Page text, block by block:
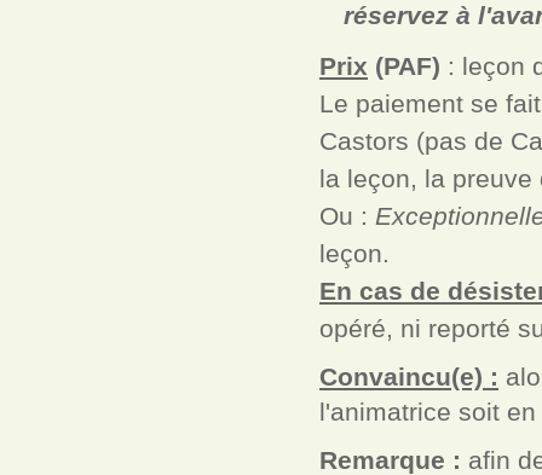
réservez à
Prix (PAF) : leçon
Le paiement se
Castors (pas de
la leçon, la preuve
Ou :
leçon.
En cas de
opéré, ni reporté
Convaincu(e) :
l'animatrice soit
Remarque : afin